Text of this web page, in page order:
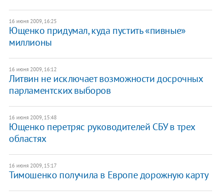
16 июня 2009, 16:25
Ющенко придумал, куда пустить «пивные»
миллионы
16 июня 2009, 16:12
Литвин не исключает возможности досрочных
парламентских выборов
16 июня 2009, 15:48
Ющенко перетряс руководителей СБУ в трех
областях
16 июня 2009, 15:17
Тимошенко получила в Европе дорожную карту